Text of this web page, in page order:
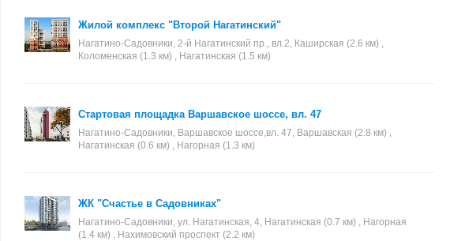
Жилой комплекс "Второй Нагатинский"
Нагатино-Садовники, 2-й Нагатинский пр., вл.2, Каширская (2.6 км) ,
Коломенская (1.3 км) , Нагатинская (1.5 км)
Стартовая площадка Варшавское шоссе, вл. 47
Нагатино-Садовники, Варшавское шоссе,вл. 47, Варшавская (2.8 км) ,
Нагатинская (0.6 км) , Нагорная (1.3 км)
ЖК "Счастье в Садовниках"
Нагатино-Садовники, ул. Нагатинская, 4, Нагатинская (0.7 км) , Нагорная
(1.4 км) , Нахимовский проспект (2.2 км)